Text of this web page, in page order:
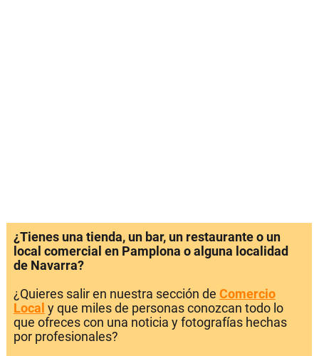
¿Tienes una tienda, un bar, un restaurante o un
local comercial en Pamplona o alguna localidad
de Navarra?
¿Quieres salir en nuestra sección de Comercio
Local y que miles de personas conozcan todo lo
que ofreces con una noticia y fotografías hechas
por profesionales?